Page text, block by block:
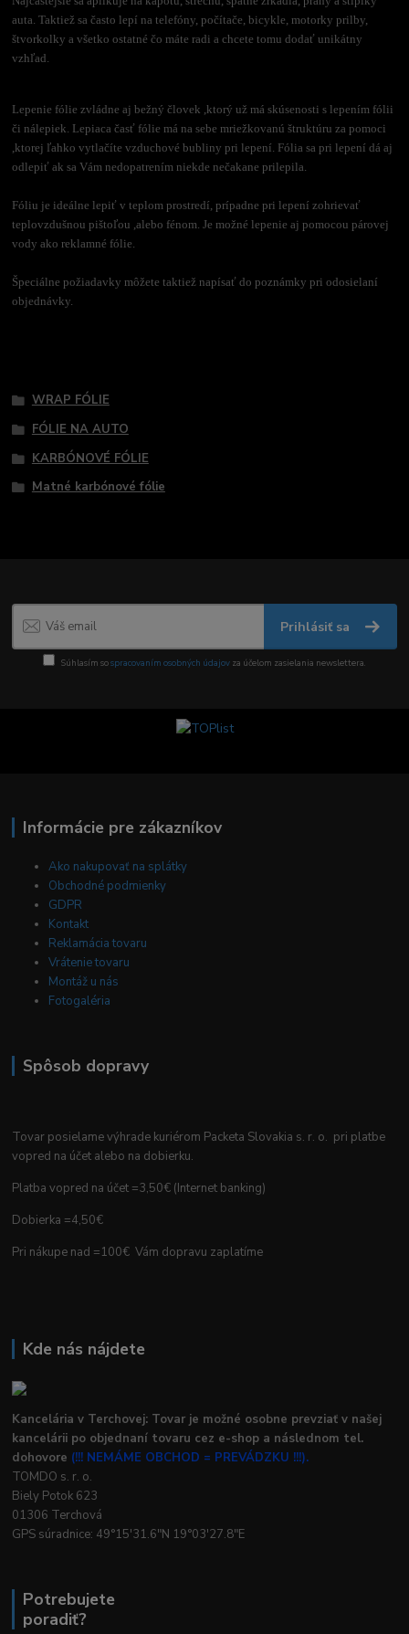
auta. Taktiež sa často lepí na telefóny, počítače, bicykle, motorky prilby,
štvorkolky a všetko ostatné čo máte radi a chcete tomu dodať unikátny
vzhľad.
Lepenie fólie zvládne aj bežný človek ,ktorý už má skúsenosti s lepením fólii
či nálepiek. Lepiaca časť fólie má na sebe mriežkovanú štruktúru za pomoci
,ktorej ľahko vytlačíte vzduchové bubliny pri lepení. Fólia sa pri lepení dá aj
odlepiť ak sa Vám nedopatrením niekde nečakane prilepila.
Fóliu je ideálne lepiť v teplom prostredí, prípadne pri lepení zohrievať
teplovzdušnou pištoľou ,alebo fénom. Je možné lepenie aj pomocou párovej
vody ako reklamné fólie.
Špeciálne požiadavky môžete taktiež napísať do poznámky pri odosielaní
objednávky.
WRAP FÓLIE
FÓLIE NA AUTO
KARBÓNOVÉ FÓLIE
Matné karbónové fólie
Prihlásiť sa
Súhlasím sospracovaním osobných údajov za účelom zasielania newslettera.
Informácie pre zákazníkov
Ako nakupovať na splátky
Obchodné podmienky
GDPR
Kontakt
Reklamácia tovaru
Vrátenie tovaru
Montáž u nás
Fotogaléria
Spôsob dopravy
Tovar posielame výhrade kuriérom Packeta Slovakia s. r. o. pri platbe
vopred na účet alebo na dobierku.
Platba vopred na účet =3,50€ (Internet banking)
Dobierka =4,50€
Pri nákupe nad =100€ Vám dopravu zaplatíme
Kde nás nájdete
Kancelária v Terchovej: Tovar je možné osobne prevziať v našej
kancelárii po objednaní tovaru cez e-shop a následnom tel.
dohovore (!!! NEMÁME OBCHOD = PREVÁDZKU !!!).
TOMDO s. r. o.
Biely Potok 623
01306 Terchová
GPS súradnice: 49°15'31.6"N 19°03'27.8"E
Potrebujete
poradiť?